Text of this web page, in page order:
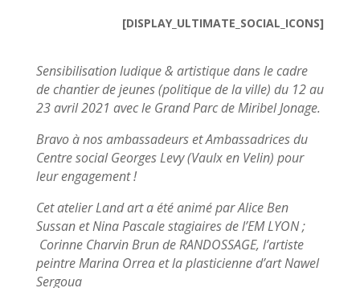
[DISPLAY_ULTIMATE_SOCIAL_ICONS]
Sensibilisation ludique & artistique dans le cadre
de chantier de jeunes (politique de la ville) du 12 au
23 avril 2021 avec le Grand Parc de Miribel Jonage.
Bravo à nos ambassadeurs et Ambassadrices du
Centre social Georges Levy (Vaulx en Velin) pour
leur engagement !
Cet atelier Land art a été animé par Alice Ben
Sussan et Nina Pascale stagiaires de l’EM LYON ;
Corinne Charvin Brun de RANDOSSAGE, l’artiste
peintre Marina Orrea et la plasticienne d’art Nawel
Sergoua